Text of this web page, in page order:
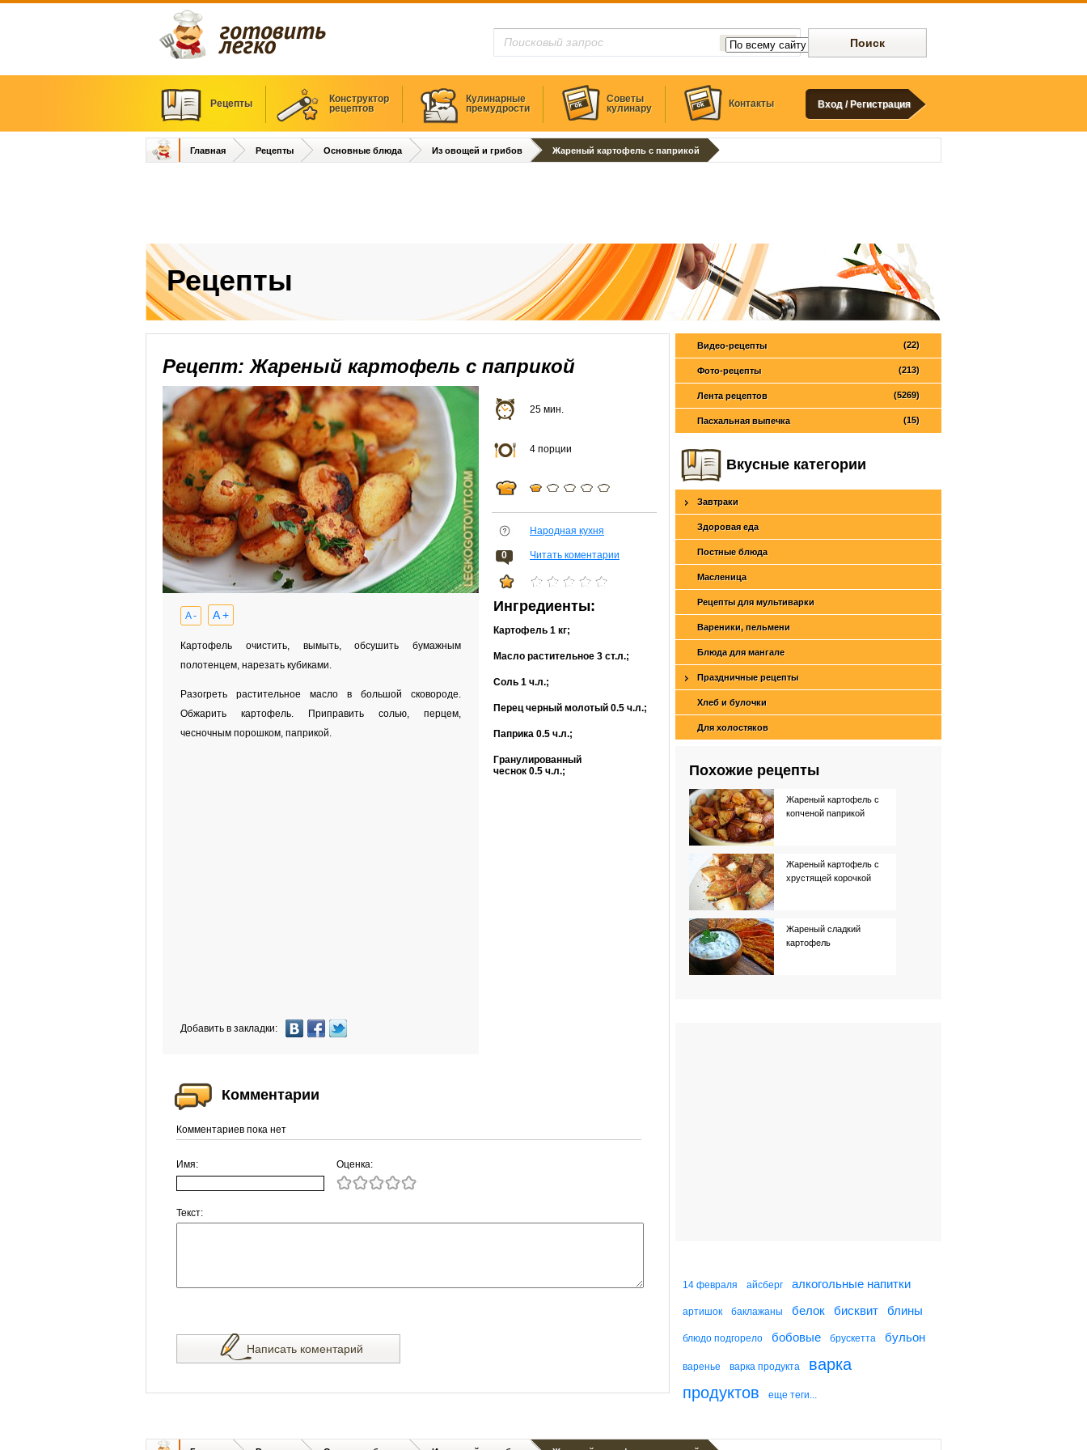
Рецепты
Конструктор
рецептов
Кулинарные
премудрости
Советы
кулинару
Контакты Вход / Регистрация
Главная Рецепты Основные блюда Из овощей и грибов Жареный картофель с паприкой
Рецепты
Рецепт: Жареный картофель с паприкой
A - A +
Картофель очистить, вымыть, обсушить бумажным
полотенцем, нарезать кубиками.
Разогреть растительное масло в большой сковороде.
Обжарить картофель. Приправить солью, перцем,
чесночным порошком, паприкой.
Добавить в закладки:
25 мин.
4 порции
Народная кухня
0 Читать коментарии
Ингредиенты:
Картофель 1 кг;
Масло растительное 3 ст.л.;
Соль 1 ч.л.;
Перец черный молотый 0.5 ч.л.;
Паприка 0.5 ч.л.;
Гранулированный
чеснок 0.5 ч.л.;
Комментарии
Комментариев пока нет
Имя: Оценка:
Текст:
Написать коментарий
(22)
Видео-рецепты
(213)
Фото-рецепты
(5269)
Лента рецептов
(15)
Пасхальная выпечка
Вкусные категории
Завтраки
Здоровая еда
Постные блюда
Масленица
Рецепты для мультиварки
Вареники, пельмени
Блюда для мангале
Праздничные рецепты
Хлеб и булочки
Для холостяков
Похожие рецепты
Жареный картофель с
копченой паприкой
Жареный картофель с
хрустящей корочкой
Жареный сладкий
картофель
Жареный картофель с
сыром
14 февраля айсберг алкогольные напитки
артишок баклажаны белок бисквит блины
блюдо подгорело бобовые брускетта бульон
варенье варка продукта
варка
продуктов
еще теги...